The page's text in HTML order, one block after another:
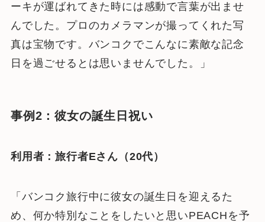
ーキが運ばれてきた時には感動で言葉が出ませ
んでした。プロのカメラマンが撮ってくれた写
真は宝物です。バンコクでこんなに素敵な記念
日を過ごせるとは思いませんでした。」
事例2：彼女の誕生日祝い
利用者：旅行者Eさん（20代）
「バンコク旅行中に彼女の誕生日を迎えるた
め、何か特別なことをしたいと思いPEACHを予